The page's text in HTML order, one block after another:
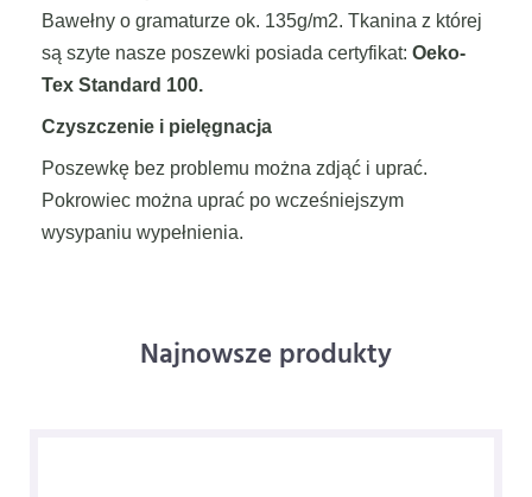
Bawełny o gramaturze ok. 135g/m2. Tkanina z której
są szyte nasze poszewki posiada certyfikat: Oeko-
Tex Standard 100.
Czyszczenie i pielęgnacja
Poszewkę bez problemu można zdjąć i uprać.
Pokrowiec można uprać po wcześniejszym
wysypaniu wypełnienia.
Najnowsze produkty